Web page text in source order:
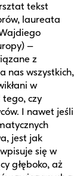
tekst
laureata
–
z
nas wszystkich,
w
czy
I nawet jeśli
jest jak
się w
głęboko, aż